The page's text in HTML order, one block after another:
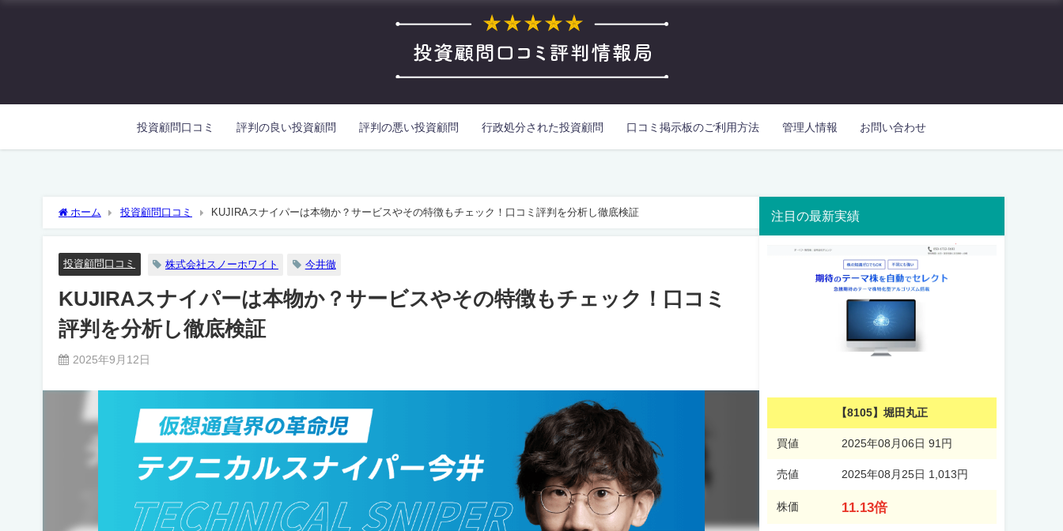
投資顧問口コミ 評判の良い投資顧問 評判の悪い投資顧問 行政処分された投資顧問 口コミ掲示板のご利用方法 管理人情報 お問い合わせ
ホーム 投資顧問口コミ KUJIRAスナイパーは本物か？サービスやその特徴もチェック！口コミ評判を分析し徹底検証
投資顧問口コミ 株式会社スノーホワイト 今井徹
KUJIRAスナイパーは本物か？サービスやその特徴もチェック！口コミ
評判を分析し徹底検証
2025年9月12日
注目の最新実績
【8105】堀田丸正
買値 2025年08月06日 91円
売値 2025年08月25日 1,013円
株価 11.13倍